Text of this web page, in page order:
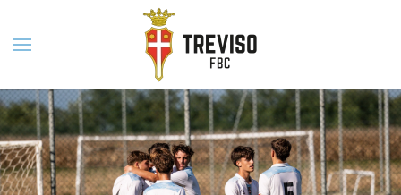
Skip to main content